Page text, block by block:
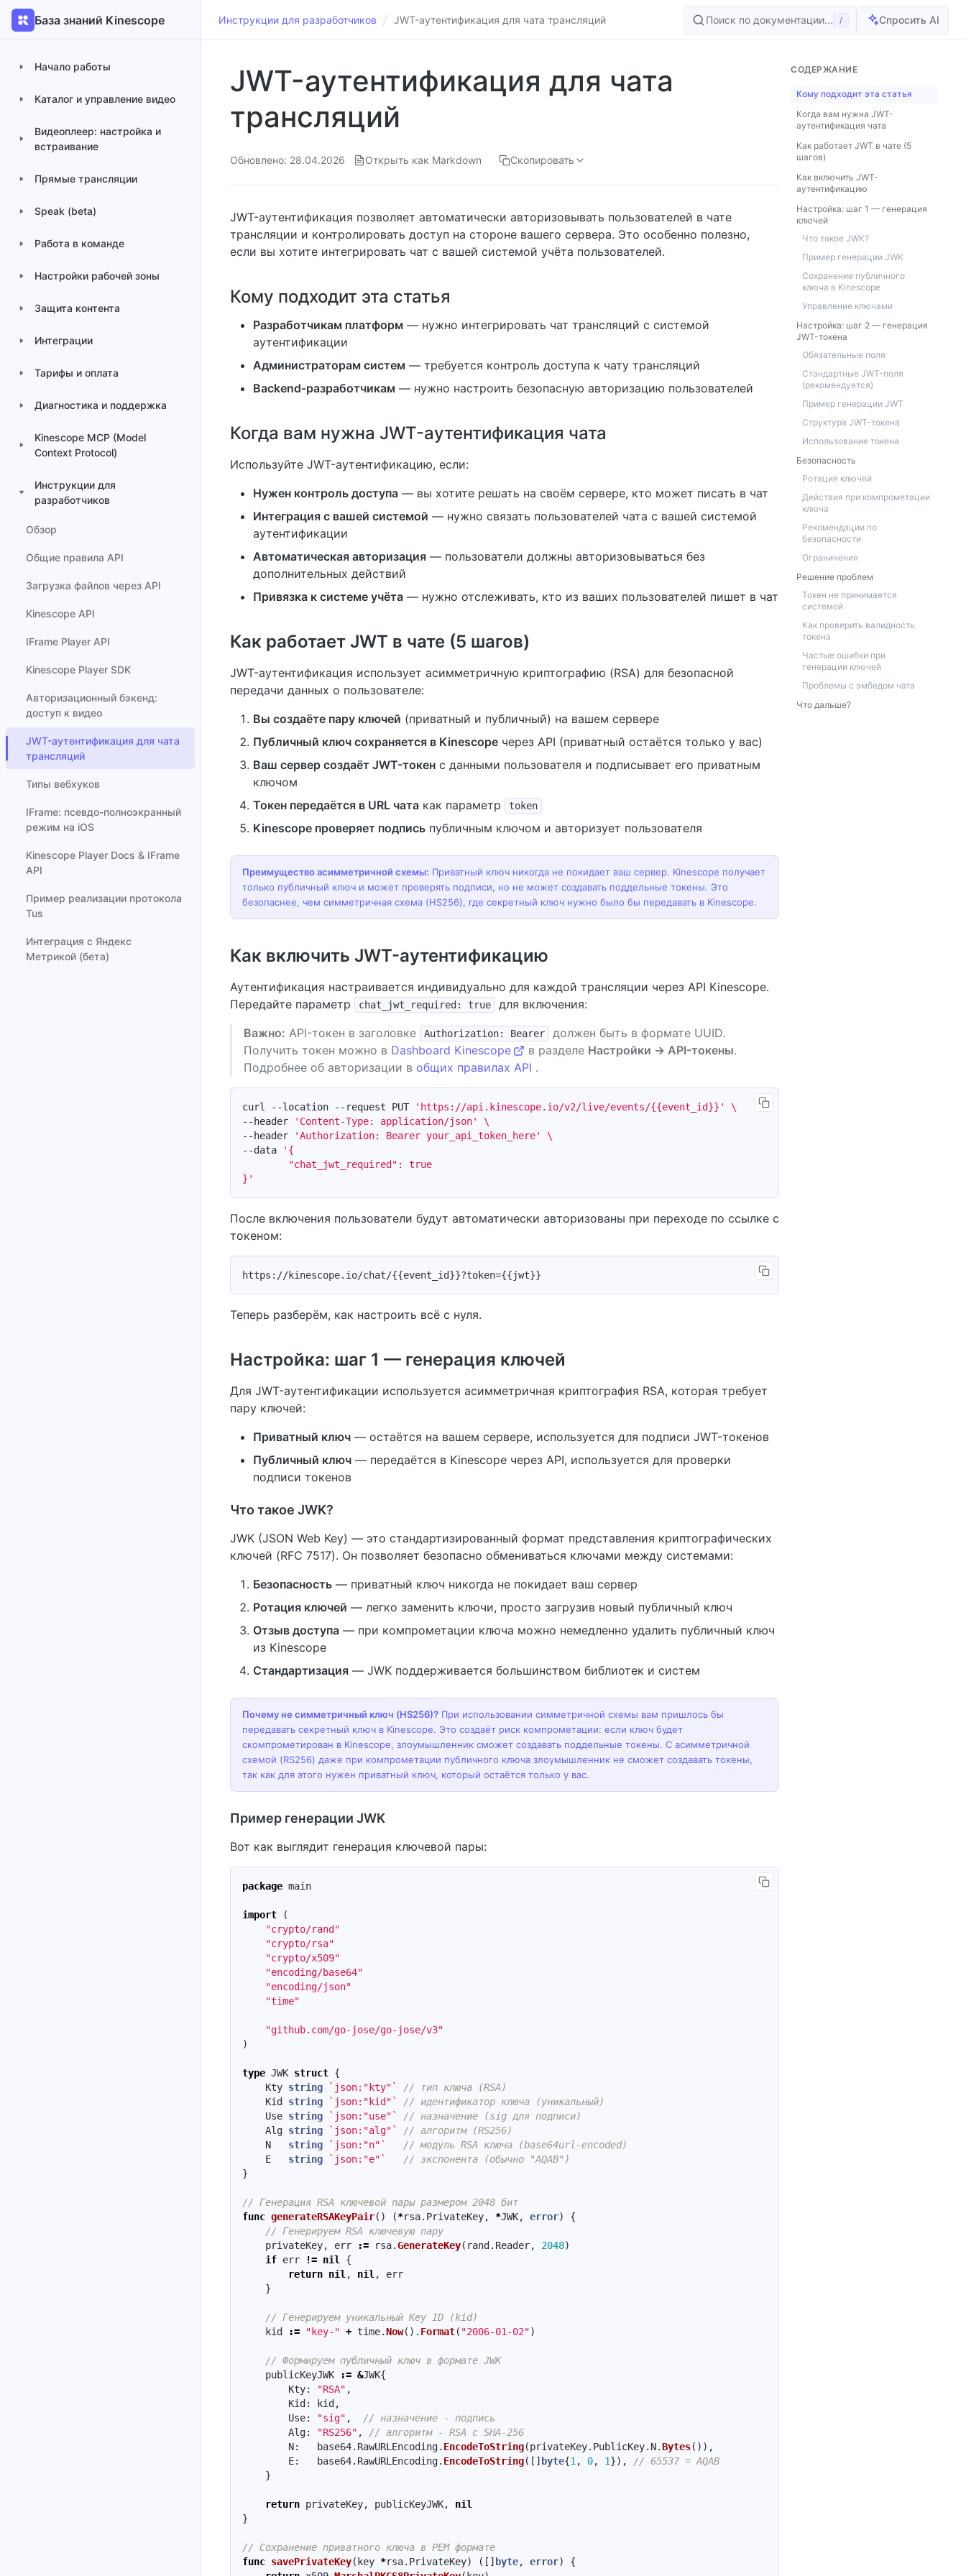
База знаний Kinescope
Начало работы
Каталог и управление видео
Видеоплеер: настройка и
встраивание
Прямые трансляции
Speak (beta)
Работа в команде
Настройки рабочей зоны
Защита контента
Интеграции
Тарифы и оплата
Диагностика и поддержка
Kinescope MCP (Model
Context Protocol)
Инструкции для
разработчиков
Обзор
Общие правила API
Загрузка файлов через API
Kinescope API
IFrame Player API
Kinescope Player SDK
Авторизационный бэкенд:
доступ к видео
JWT-аутентификация для чата
трансляций
Типы вебхуков
IFrame: псевдо-полноэкранный
режим на iOS
Kinescope Player Docs & IFrame
API
Пример реализации протокола
Tus
Интеграция с Яндекс
Метрикой (бета)
Инструкции для разработчиков JWT-аутентификация для чата трансляций Поиск по документации... / Спросить AI
JWT-аутентификация для чата
трансляций
Обновлено: 28.04.2026 Открыть как Markdown Скопировать
JWT-аутентификация позволяет автоматически авторизовывать пользователей в чате
трансляции и контролировать доступ на стороне вашего сервера. Это особенно полезно,
если вы хотите интегрировать чат с вашей системой учёта пользователей.
Кому подходит эта статья
Разработчикам платформ — нужно интегрировать чат трансляций с системой
аутентификации
Администраторам систем — требуется контроль доступа к чату трансляций
Backend-разработчикам — нужно настроить безопасную авторизацию пользователей
Когда вам нужна JWT-аутентификация чата
Используйте JWT-аутентификацию, если:
Нужен контроль доступа — вы хотите решать на своём сервере, кто может писать в чат
Интеграция с вашей системой — нужно связать пользователей чата с вашей системой
аутентификации
Автоматическая авторизация — пользователи должны авторизовываться без
дополнительных действий
Привязка к системе учёта — нужно отслеживать, кто из ваших пользователей пишет в чат
Как работает JWT в чате (5 шагов)
JWT-аутентификация использует асимметричную криптографию (RSA) для безопасной
передачи данных о пользователе:
Вы создаёте пару ключей (приватный и публичный) на вашем сервере
Публичный ключ сохраняется в Kinescope через API (приватный остаётся только у вас)
Ваш сервер создаёт JWT-токен с данными пользователя и подписывает его приватным
ключом
Токен передаётся в URL чата как параметр token
Kinescope проверяет подпись публичным ключом и авторизует пользователя
Преимущество асимметричной схемы: Приватный ключ никогда не покидает ваш сервер. Kinescope получает
только публичный ключ и может проверять подписи, но не может создавать поддельные токены. Это
безопаснее, чем симметричная схема (HS256), где секретный ключ нужно было бы передавать в Kinescope.
Как включить JWT-аутентификацию
Аутентификация настраивается индивидуально для каждой трансляции через API Kinescope.
Передайте параметр
chat_jwt_required: true
для включения:
Важно: API-токен в заголовке Authorization: Bearer
должен быть в формате UUID.
Получить токен можно в Dashboard Kinescope в разделе Настройки → API-токены.
Подробнее об авторизации в общих правилах API .
curl --location --request PUT 'https://api.kinescope.io/v2/live/events/{{event_id}}'
--header
'Content-Type: application/json'
--header
'Authorization: Bearer your_api_token_here'
--data
}'
После включения пользователи будут автоматически авторизованы при переходе по ссылке с
токеном:
Теперь разберём, как настроить всё с нуля.
Настройка: шаг 1 — генерация ключей
Для JWT-аутентификации используется асимметричная криптография RSA, которая требует
пару ключей:
Приватный ключ — остаётся на вашем сервере, используется для подписи JWT-токенов
Публичный ключ — передаётся в Kinescope через API, используется для проверки
подписи токенов
Что такое JWK?
JWK (JSON Web Key) — это стандартизированный формат представления криптографических
ключей (RFC 7517). Он позволяет безопасно обмениваться ключами между системами:
Безопасность — приватный ключ никогда не покидает ваш сервер
Ротация ключей — легко заменить ключи, просто загрузив новый публичный ключ
Отзыв доступа — при компрометации ключа можно немедленно удалить публичный ключ
из Kinescope
Стандартизация — JWK поддерживается большинством библиотек и систем
Почему не симметричный ключ (HS256)? При использовании симметричной схемы вам пришлось бы
передавать секретный ключ в Kinescope. Это создаёт риск компрометации: если ключ будет
скомпрометирован в Kinescope, злоумышленник сможет создавать поддельные токены. С асимметричной
схемой (RS256) даже при компрометации публичного ключа злоумышленник не сможет создавать токены,
так как для этого нужен приватный ключ, который остаётся только у вас.
Пример генерации JWK
Вот как выглядит генерация ключевой пары:
package main
import
(
"crypto/rand"
"crypto/rsa"
"crypto/x509"
"encoding/base64"
"encoding/json"
"time"
"github.com/go-jose/go-jose/v3"
)
type JWK struct {
Kty string `json:"kty"`
// тип ключа (RSA)
Kid string `json:"kid"`
// идентификатор ключа (уникальный)
Use string `json:"use"`
// назначение (sig для подписи)
Alg string `json:"alg"`
// алгоритм (RS256)
N
string `json:"n"`
// модуль RSA ключа (base64url-encoded)
E
string `json:"e"`
// экспонента (обычно "AQAB")
}
// Генерация RSA ключевой пары размером 2048 бит
func generateRSAKeyPair() (*rsa. PrivateKey, *JWK, error)
{
// Генерируем RSA ключевую пару
privateKey, err := rsa.GenerateKey( rand. Reader, 2048)
if err != nil
{
return nil , nil ,
err
}
// Генерируем уникальный Key ID (kid)
kid
:= "key-" + time.Now(). Format( "2006-01-02")
// Формируем публичный ключ в формате JWK
publicKeyJWK
:= &JWK{
Kty: "RSA" ,
Kid: kid,
Use: "sig" ,
// назначение - подпись
Alg: "RS256" ,
// алгоритм - RSA с SHA-256
N: base64. RawURLEncoding. EncodeToString(privateKey. PublicKey. N.Bytes()),
E: base64. RawURLEncoding. EncodeToString([]byte{1 , 0, 1}),
// 65537 = AQAB
}
return privateKey, publicKeyJWK,
nil
}
// Сохранение приватного ключа в PEM формате
func savePrivateKey(key *rsa. PrivateKey) ([]byte, error)
{
СОДЕРЖАНИЕ
Кому подходит эта статья
Когда вам нужна JWT-
аутентификация чата
Как работает JWT в чате (5
шагов)
Как включить JWT-
аутентификацию
Настройка: шаг 1 — генерация
ключей
Что такое JWK?
Пример генерации JWK
Сохранение публичного
ключа в Kinescope
Управление ключами
Настройка: шаг 2 — генерация
JWT-токена
Обязательные поля
Стандартные JWT-поля
(рекомендуется)
Пример генерации JWT
Структура JWT-токена
Использование токена
Безопасность
Ротация ключей
Действия при компрометации
ключа
Рекомендации по
безопасности
Ограничения
Решение проблем
Токен не принимается
системой
Как проверить валидность
токена
Частые ошибки при
генерации ключей
Проблемы с эмбедом чата
Что дальше?